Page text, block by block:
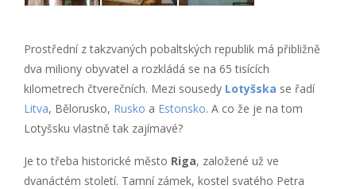
Prostřední z takzvaných pobaltských republik má přibližně
dva miliony obyvatel a rozkládá se na 65 tisících
kilometrech čtverečních. Mezi sousedy Lotyšska se řadí
Litva, Bělorusko, Rusko a Estonsko. A co že je na tom
Lotyšsku vlastně tak zajímavé?
Je to třeba historické město Riga, založené už ve
dvanáctém století. Tamní zámek, kostel svatého Petra